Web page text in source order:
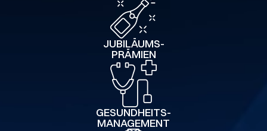
JUBILÄUMS-
PRÄMIEN
GESUNDHEITS-
MANAGEMENT